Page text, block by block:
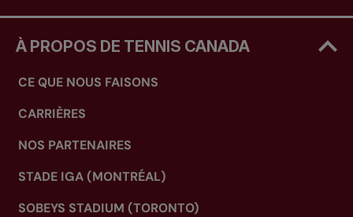
À PROPOS DE TENNIS CANADA
CE QUE NOUS FAISONS
CARRIÈRES
NOS PARTENAIRES
STADE IGA (MONTRÉAL)
SOBEYS STADIUM (TORONTO)